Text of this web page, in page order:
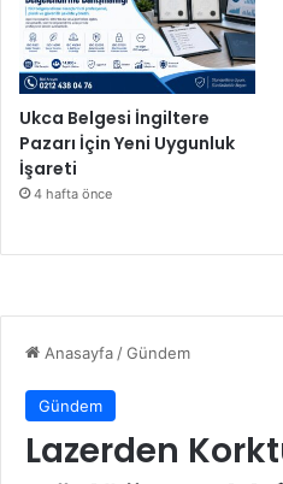
Ukca Belgesi İngiltere
Pazarı İçin Yeni Uygunluk
İşareti
4 hafta önce